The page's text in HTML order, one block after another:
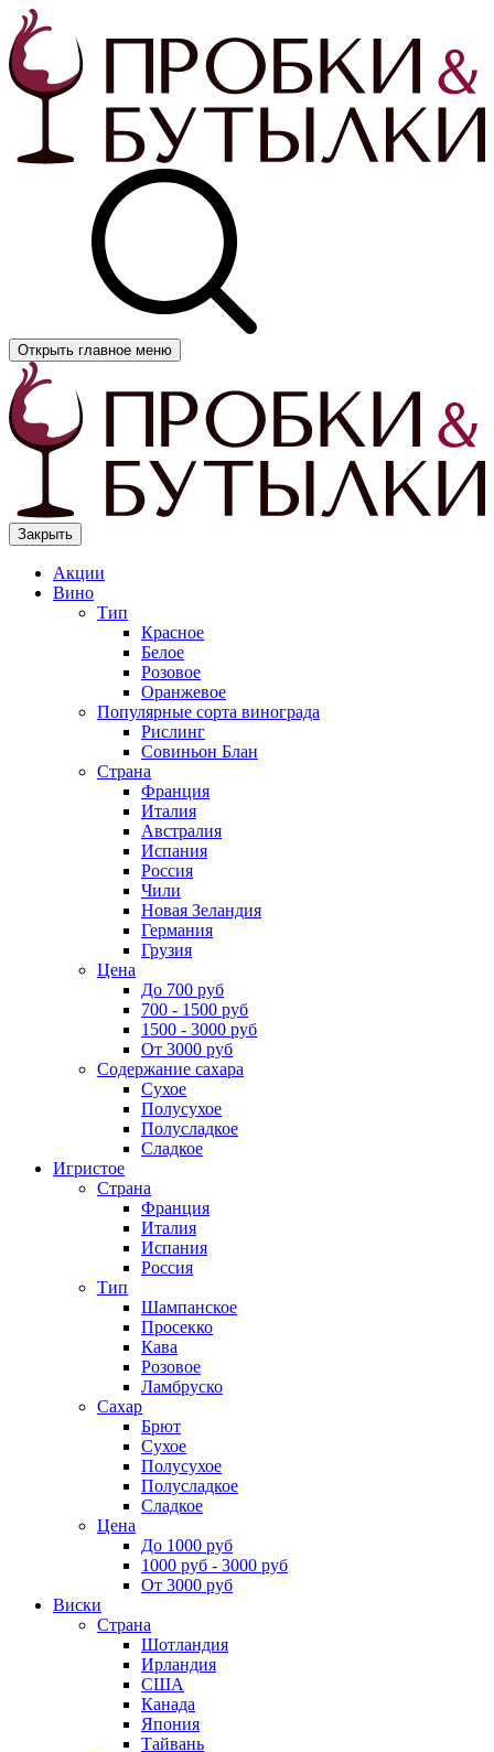
Открыть главное меню
Закрыть
Акции
Вино
Тип
Красное
Белое
Розовое
Оранжевое
Популярные сорта винограда
Рислинг
Совиньон Блан
Страна
Франция
Италия
Австралия
Испания
Россия
Чили
Новая Зеландия
Германия
Грузия
Цена
До 700 руб
700 - 1500 руб
1500 - 3000 руб
От 3000 руб
Содержание сахара
Сухое
Полусухое
Полусладкое
Сладкое
Игристое
Страна
Франция
Италия
Испания
Россия
Тип
Шампанское
Просекко
Кава
Розовое
Ламбруско
Сахар
Брют
Сухое
Полусухое
Полусладкое
Сладкое
Цена
До 1000 руб
1000 руб - 3000 руб
От 3000 руб
Виски
Страна
Шотландия
Ирландия
США
Канада
Япония
Тайвань